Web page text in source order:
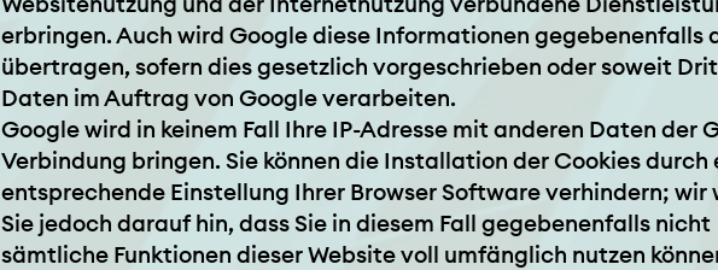
erbringen. Auch wird Google diese Informationen gegebenenfalls
übertragen, sofern dies gesetzlich vorgeschrieben oder soweit
Daten im Auftrag von Google verarbeiten.
Google wird in keinem Fall Ihre IP-Adresse mit anderen Daten der
Verbindung bringen. Sie können die Installation der Cookies durch
entsprechende Einstellung Ihrer Browser Software verhindern; wir
Sie jedoch darauf hin, dass Sie in diesem Fall gegebenenfalls nicht
sämtliche Funktionen dieser Website voll umfänglich nutzen